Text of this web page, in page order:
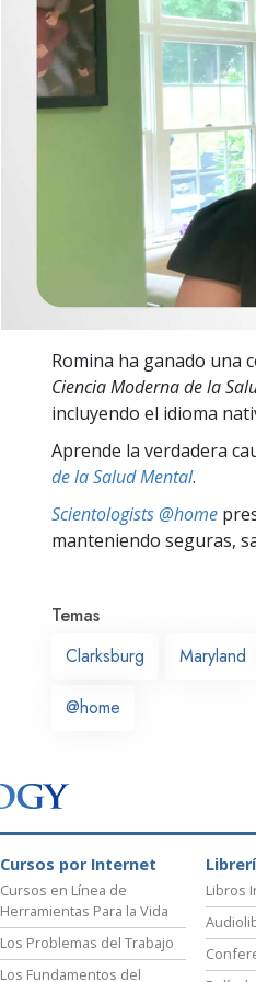
Amor y Odio: ¿Qué es Grandeza?
Romina ha ganado una
Ciencia Moderna de la
incluyendo el idioma
Aprende la verdadera
de la Salud Mental.
Scientologists @home
manteniendo seguras,
Temas
Clarksburg
Maryland
@home
Cursos por Internet
Cursos en Línea de
Herramientas Para la Vida
Los Problemas del Trabajo
Los Fundamentos del
Libros